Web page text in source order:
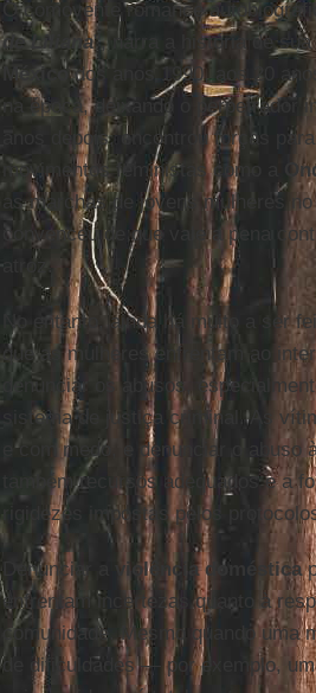
O comovente romance
de Liliana", narra a história de
Méxicodos anos 1990, aos 20
na época, deixando o perpetrador
anos depois, encontrou forças
movimentos feministas como a
as marchas de jovens mulheres no
convenceu de que vale a pena
atroz.
No entanto, ainda há muito a ser
que as mulheres enfrentam ao
denunciar os abusos,
sistema de justiça criminal. As
e com medo, e denunciar o
também recursos adequados e a
rigidezes impostas pelos
Denunciar a violência doméstica
enfrentam incertezas quanto à
comunidade. Mesmo quando
de dificuldades — por exemplo,